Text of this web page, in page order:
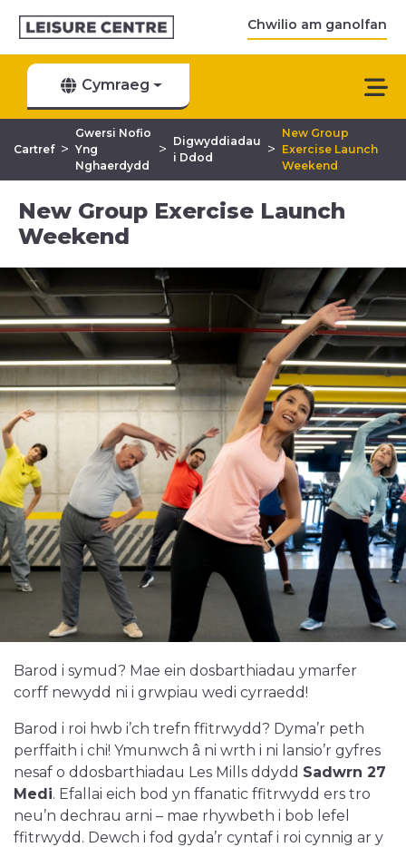
Chwilio am ganolfan
Cymraeg
Cartref >
Gwersi Nofio
Yng
Nghaerdydd
> Digwyddiadau
i Ddod
>
New Group
Exercise Launch
Weekend
New Group Exercise Launch
Weekend
Barod i symud? Mae ein dosbarthiadau ymarfer
corff newydd ni i grwpiau wedi cyrraedd!
Barod i roi hwb i’ch trefn ffitrwydd? Dyma’r peth
perffaith i chi! Ymunwch â ni wrth i ni lansio’r gyfres
nesaf o ddosbarthiadau Les Mills ddydd Sadwrn 27
Medi. Efallai eich bod yn ffanatic ffitrwydd ers tro
neu’n dechrau arni – mae rhywbeth i bob lefel
ffitrwydd. Dewch i fod gyda’r cyntaf i roi cynnig ar y